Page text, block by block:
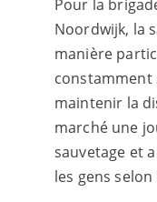
Pour la
Noordwijk, la
manière
constamment
maintenir la
marché une
sauvetage et
les gens